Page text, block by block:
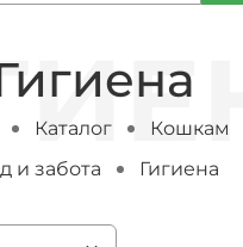
Каталог
Кошкам
и забота
Гигиена